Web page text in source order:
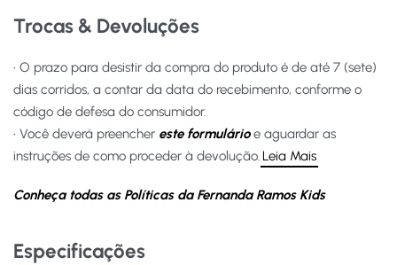
Trocas & Devoluções
• O prazo para desistir da compra do produto é de até 7 (sete)
dias corridos, a contar da data do recebimento, conforme o
código de defesa do consumidor.
• Você deverá preencher este formulárioe aguardar as
instruções de como proceder à devolução.Leia Mais
Conheça todas as Políticas da Fernanda Ramos Kids
Especificações